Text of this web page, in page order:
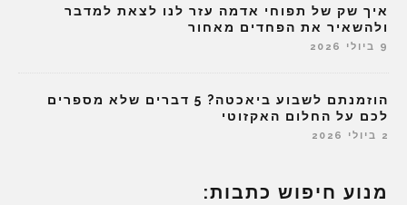
איך שק של תפוחי אדמה עזר לנו לצאת למדבר
ולהשאיר את הפחדים מאחור
9 ביולי 2026
הוזמנתם לשבוע ביאכטה? 5 דברים שלא מספרים
לכם על החלום האקזוטי
2 ביולי 2026
מנוע חיפוש כתבות: